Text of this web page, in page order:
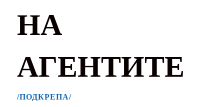
НА
АГЕНТИТЕ
/ПОДКРЕПА/